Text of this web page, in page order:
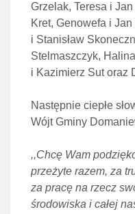
Grzelak, Teresa i
Kret, Genowefa i
i Stanisław
Stelmaszczyk,
i Kazimierz Sut oraz
Następnie ciepłe
Wójt Gminy
,,Chcę Wam
przeżyte razem, za
za pracę na rzecz
środowiska i całej